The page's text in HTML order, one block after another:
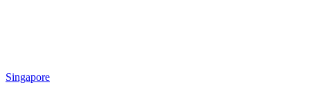
Singapore